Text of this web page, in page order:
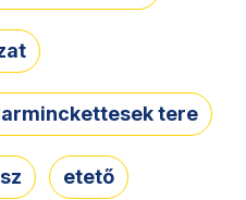
tere
etető